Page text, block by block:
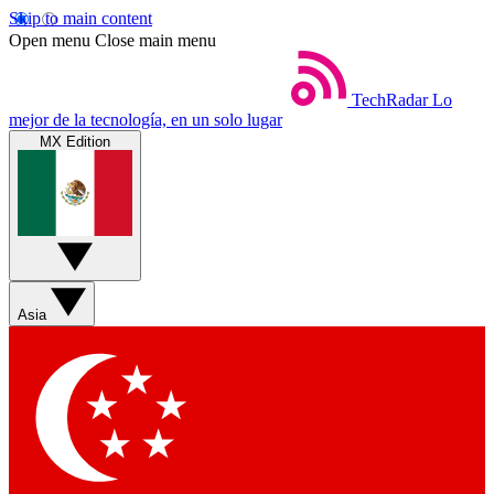
Skip to main content
Open menu Close main menu
TechRadar Lo
mejor de la tecnología, en un solo lugar
MX Edition
Asia